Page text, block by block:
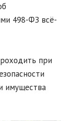
498-ФЗ всё-
при
имущества